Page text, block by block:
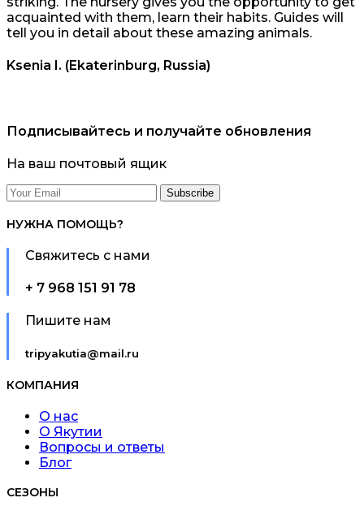
acquainted with them, learn their habits. Guides will
tell you in detail about these amazing animals.
Ksenia I. (Ekaterinburg, Russia)
Подписывайтесь и получайте обновления
На ваш почтовый ящик
НУЖНА ПОМОЩЬ?
Свяжитесь с нами
+ 7 968 151 91 78
Пишите нам
tripyakutia@mail.ru
КОМПАНИЯ
О нас
О Якутии
Вопросы и ответы
Блог
СЕЗОНЫ